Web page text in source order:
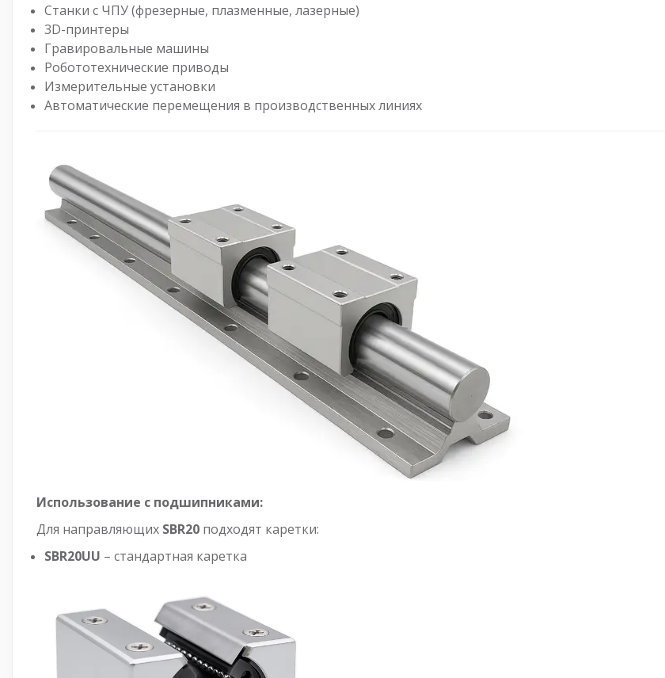
Станки с ЧПУ (фрезерные, плазменные, лазерные)
3D-принтеры
Гравировальные машины
Робототехнические приводы
Измерительные установки
Автоматические перемещения в производственных линиях
Использование с подшипниками:
Для направляющих SBR20 подходят каретки:
SBR20UU – стандартная каретка